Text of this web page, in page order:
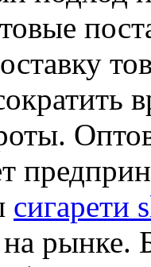
сигарети
рынке.